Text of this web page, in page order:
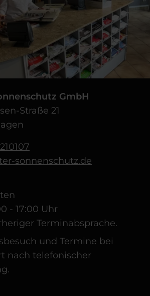
GmbH
Straße 21
sonnenschutz.de
- 17:00 Uhr
Terminabsprache.
und Termine bei
nach telefonischer